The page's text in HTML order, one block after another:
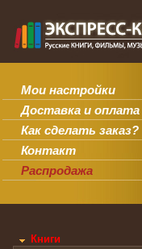
Мои настройки
Доставка и оплата
Как сделать заказ?
Контакт
Распродажа
Книги